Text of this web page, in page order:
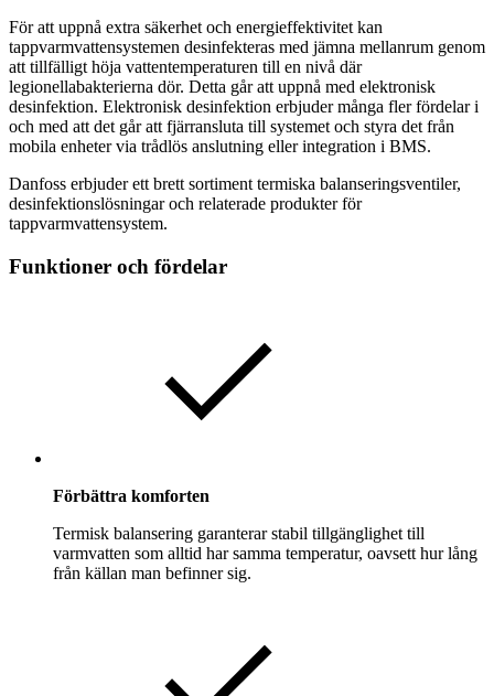
För att uppnå extra säkerhet och energieffektivitet kan
tappvarmvattensystemen desinfekteras med jämna mellanrum genom
att tillfälligt höja vattentemperaturen till en nivå där
legionellabakterierna dör. Detta går att uppnå med elektronisk
desinfektion. Elektronisk desinfektion erbjuder många fler fördelar i
och med att det går att fjärransluta till systemet och styra det från
mobila enheter via trådlös anslutning eller integration i BMS.
Danfoss erbjuder ett brett sortiment termiska balanseringsventiler,
desinfektionslösningar och relaterade produkter för
tappvarmvattensystem.
Funktioner och fördelar
Förbättra komforten
Termisk balansering garanterar stabil tillgänglighet till
varmvatten som alltid har samma temperatur, oavsett hur lång
från källan man befinner sig.